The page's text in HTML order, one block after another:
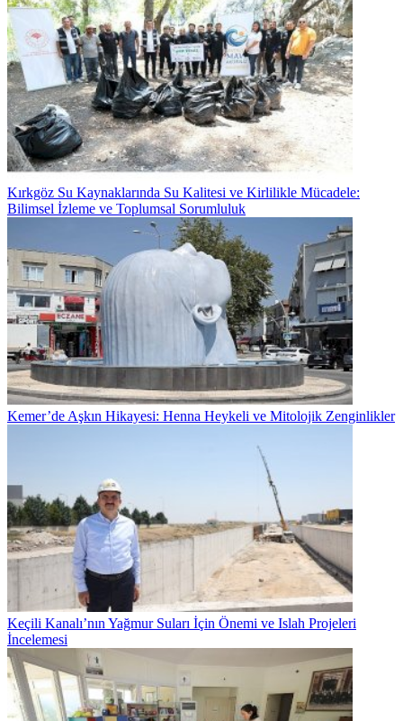
Kırkgöz Su Kaynaklarında Su Kalitesi ve Kirlilikle Mücadele:
Bilimsel İzleme ve Toplumsal Sorumluluk
Kemer’de Aşkın Hikayesi: Henna Heykeli ve Mitolojik Zenginlikler
Keçili Kanalı’nın Yağmur Suları İçin Önemi ve Islah Projeleri
İncelemesi